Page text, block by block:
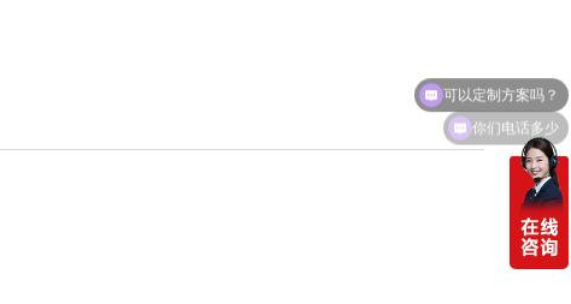
你们电话多少
可以定制方案吗？